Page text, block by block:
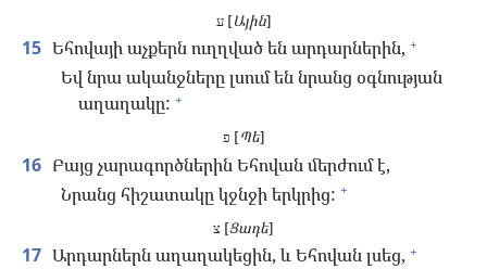
ע [Ային]
15 Եհովայի աչքերն ուղղված են արդարներին, +
Եվ նրա ականջները լսում են նրանց օգնության
աղաղակը: +
פ [Պե]
16 Բայց չարագործներին Եհովան մերժում է,
Նրանց հիշատակը կջնջի երկրից: +
צ [Ցադե]
17 Արդարներն աղաղակեցին, և Եհովան լսեց, +